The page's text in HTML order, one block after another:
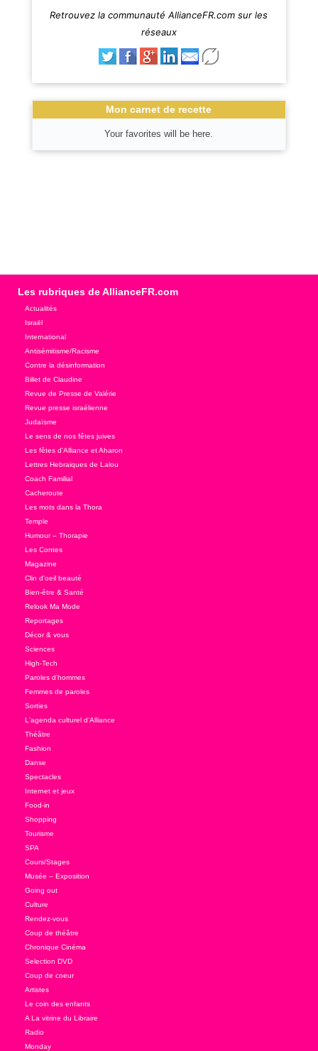
Retrouvez la communauté AllianceFR.com sur les
réseaux
Mon carnet de recette
Your favorites will be here.
Les rubriques de AllianceFR.com
Actualités
Israël
International
Antisémitisme/Racisme
Contre la désinformation
Billet de Claudine
Revue de Presse de Valérie
Revue presse israélienne
Judaïsme
Le sens de nos fêtes juives
Les fêtes d'Alliance et Aharon
Lettres Hebraiques de Lalou
Coach Familial
Cacheroute
Les mots dans la Thora
Temple
Humour – Thorapie
Les Contes
Magazine
Clin d'oeil beauté
Bien-être & Santé
Relook Ma Mode
Reportages
Décor & vous
Sciences
High-Tech
Paroles d'hommes
Femmes de paroles
Sorties
L'agenda culturel d'Alliance
Théâtre
Fashion
Danse
Spectacles
Internet et jeux
Food-in
Shopping
Tourisme
SPA
Cours/Stages
Musée – Exposition
Going out
Culture
Rendez-vous
Coup de théâtre
Chronique Cinéma
Selection DVD
Coup de coeur
Artistes
Le coin des enfants
A La vitrine du Libraire
Radio
Monday